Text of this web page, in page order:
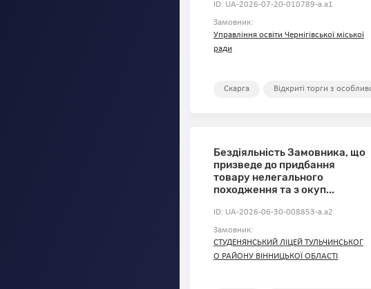
Скарга Відкриті торги з
ID: UA-2026-07-20-010789-a.a1
Замовник:
Управління освіти Чернігівської міської
ради
Бездіяльність Замовника, що
призведе до придбання
товару нелегального
походження та з окуп...
ID: UA-2026-06-30-008853-a.a2
Замовник:
СТУДЕНЯНСЬКИЙ ЛІЦЕЙ ТУЛЬЧИНСЬКОГ
О РАЙОНУ ВІННИЦЬКОЇ ОБЛАСТІ